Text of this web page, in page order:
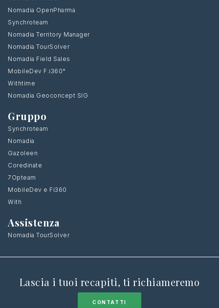
Nomadia OpenPharma
Synchroteam
Nomadia Territory Manager
Nomadia TourSolver
Nomadia Field Sales
MobileDev F.i360°
Withtime
Nomadia Geoconcept SIG
Gruppo
Synchroteam
Nomadia
Gazoleen
Coredinate
7Opteam
MobileDev e Fi360
With
Assistenza
Nomadia TourSolver
Lascia i tuoi recapiti, ti richiameremo
CONTATTI